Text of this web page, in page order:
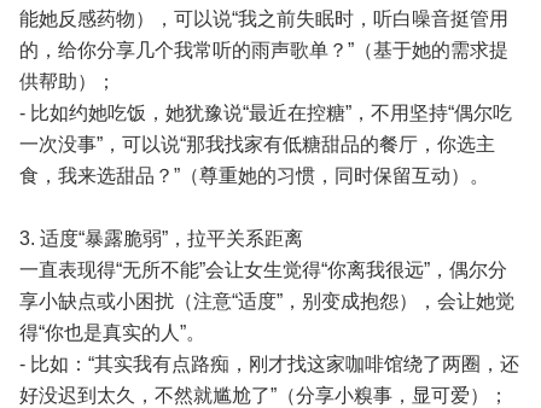
能她反感药物），可以说“我之前失眠时，听白噪音挺管用
的，给你分享几个我常听的雨声歌单？”（基于她的需求提
供帮助）；
- 比如约她吃饭，她犹豫说“最近在控糖”，不用坚持“偶尔吃
一次没事”，可以说“那我找家有低糖甜品的餐厅，你选主
食，我来选甜品？”（尊重她的习惯，同时保留互动）。
3. 适度“暴露脆弱”，拉平关系距离
一直表现得“无所不能”会让女生觉得“你离我很远”，偶尔分
享小缺点或小困扰（注意“适度”，别变成抱怨），会让她觉
得“你也是真实的人”。
- 比如：“其实我有点路痴，刚才找这家咖啡馆绕了两圈，还
好没迟到太久，不然就尴尬了”（分享小糗事，显可爱）；